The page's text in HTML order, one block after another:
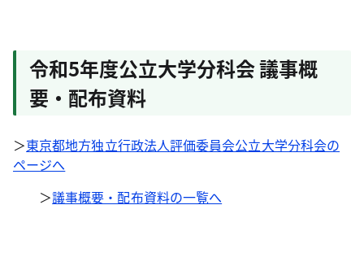
令和5年度公立大学分科会 議事概
要・配布資料
＞東京都地方独立行政法人評価委員会公立大学分科会の
ページへ
＞議事概要・配布資料の一覧へ